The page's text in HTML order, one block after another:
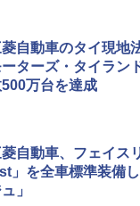
自動車のタイ現地
ーターズ・タイラン
万台を達成
菱自動車、フェイス
」を全車標準装備
」